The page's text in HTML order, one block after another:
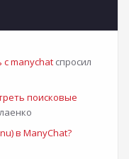
с manychat спросил
поисковые
в ManyChat?